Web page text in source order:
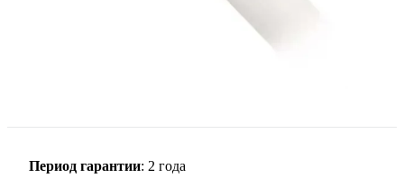
Период гарантии: 2 года